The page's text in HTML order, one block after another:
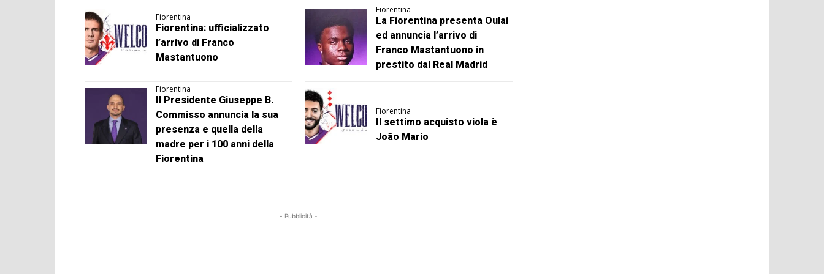
Fiorentina
Fiorentina: ufficializzato
l’arrivo di Franco
Mastantuono
Fiorentina
La Fiorentina presenta Oulai
ed annuncia l’arrivo di
Franco Mastantuono in
prestito dal Real Madrid
Fiorentina
Il Presidente Giuseppe B.
Commisso annuncia la sua
presenza e quella della
madre per i 100 anni della
Fiorentina
Fiorentina
Il settimo acquisto viola è
João Mario
- Pubblicità -